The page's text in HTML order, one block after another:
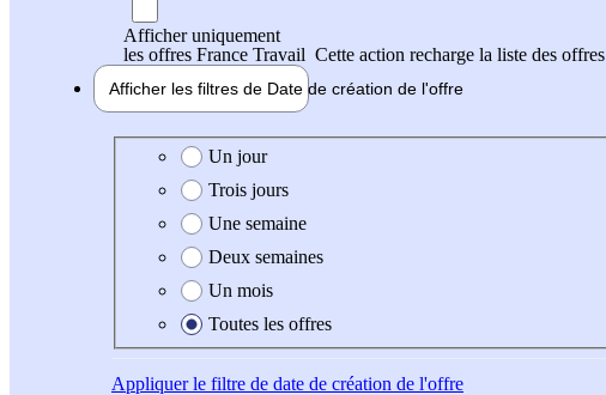
Afficher uniquement
les offres France Travail Cette action recharge la liste des offres
Afficher les filtres de Date de création de l'offre
Date de création de l'offre
Un jour
Trois jours
Une semaine
Deux semaines
Un mois
Toutes les offres
Appliquerle filtre de date de création de l'offre